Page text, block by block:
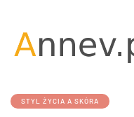
STYL ŻYCIA A SKÓRA